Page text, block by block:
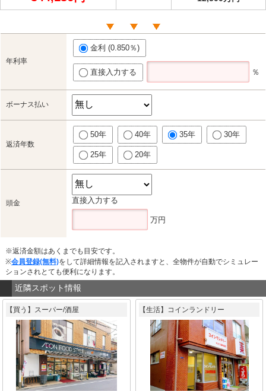
年利率
金利 (0.850％)
直接入力する ％
ボーナス払い
返済年数
50年 40年 35年 30年
25年 20年
頭金 直接入力する
万円
※返済金額はあくまでも目安です。
※会員登録(無料)をして詳細情報を記入されますと、全物件が自動でシミュレー
ションされとても便利になります。
近隣スポット情報
【買う】スーパー/酒屋 【生活】コインランドリー